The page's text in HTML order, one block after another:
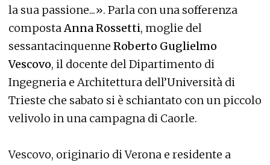
la sua passione...». Parla con una sofferenza
compostaAnna Rossetti, moglie del
sessantacinquenne Roberto Guglielmo
Vescovo, il docente del Dipartimento di
Ingegneria e Architettura dell’Università di
Trieste che sabato si è schiantato con un piccolo
velivolo in una campagna di Caorle.
Vescovo, originario di Verona e residente a